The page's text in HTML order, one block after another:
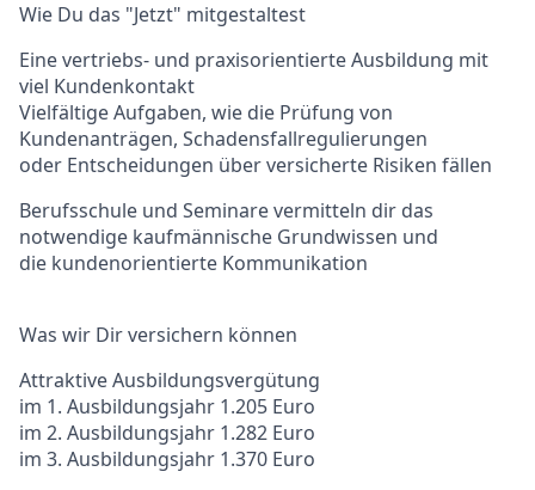
Wie Du das "Jetzt" mitgestaltest
Eine vertriebs- und praxisorientierte Ausbildung mit
viel Kundenkontakt
Vielfältige Aufgaben, wie die Prüfung von
Kundenanträgen, Schadensfallregulierungen
oder Entscheidungen über versicherte Risiken fällen
Berufsschule und Seminare vermitteln dir das
notwendige kaufmännische Grundwissen und
die kundenorientierte Kommunikation
Was wir Dir versichern können
Attraktive Ausbildungsvergütung
im 1. Ausbildungsjahr 1.205 Euro
im 2. Ausbildungsjahr 1.282 Euro
im 3. Ausbildungsjahr 1.370 Euro